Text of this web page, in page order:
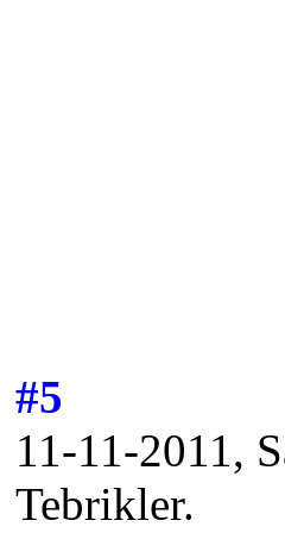
#5
11-11-2011,
Tebrikler.